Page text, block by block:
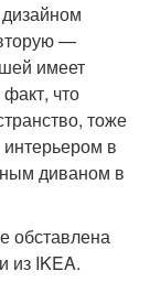
—
имеет
что
тоже
в
диваном в
обставлена
из IKEA.